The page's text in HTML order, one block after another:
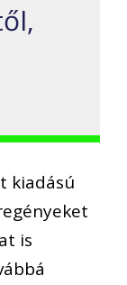
,
kiadású
is